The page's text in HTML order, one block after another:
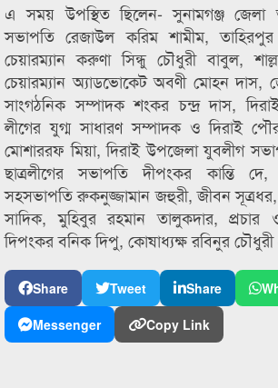
এ সময় উপস্থিত ছিলেন- সুনামগঞ্জ জেলা
সভাপতি রেজাউল করিম শামীম,
চেয়ারম্যান করুণা সিন্ধু চৌধুরী বাবুল,
চেয়ারম্যান অ্যাডভোকেট অবণী মোহন দাস,
সাংগঠনিক সম্পাদক শংকর চন্দ্র দাস,
লীগের যুগ্ম সাধারণ সম্পাদক ও দিরাই
মোশাররফ মিয়া, দিরাই উপজেলা যুবলীগ
ছাত্রলীগের সভাপতি দীপংকর কান্তি দে,
সহসভাপতি রুকনুজ্জামান জহুরী, জীবন
সাদিক, মুহিবুর রহমান তালুকদার, প্রচার
দিপংকর বনিক দিপু, কোষাধ্যক্ষ রবিনুর চৌধুরী
Share Tweet Share
Messenger
Copy Link